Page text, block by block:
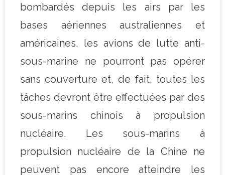
bombardés depuis les airs par les
bases aériennes australiennes et
américaines, les avions de lutte anti-
sous-marine ne pourront pas opérer
sans couverture et, de fait, toutes les
tâches devront être effectuées par des
sous-marins chinois à propulsion
nucléaire. Les sous-marins à
propulsion nucléaire de la Chine ne
peuvent pas encore atteindre les